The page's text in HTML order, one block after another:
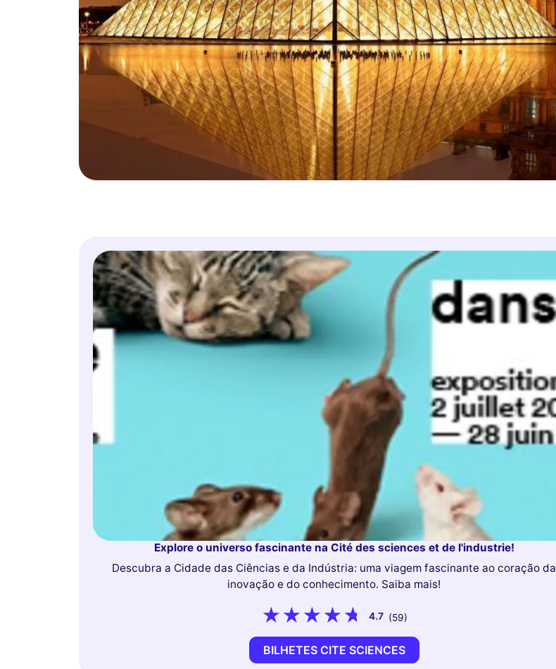
Explore o universo fascinante na Cité des sciences et de l'industrie!
Descubra a Cidade das Ciências e da Indústria: uma viagem fascinante ao coração da
inovação e do conhecimento. Saiba mais!
4.7 (59)
BILHETES CITE SCIENCES